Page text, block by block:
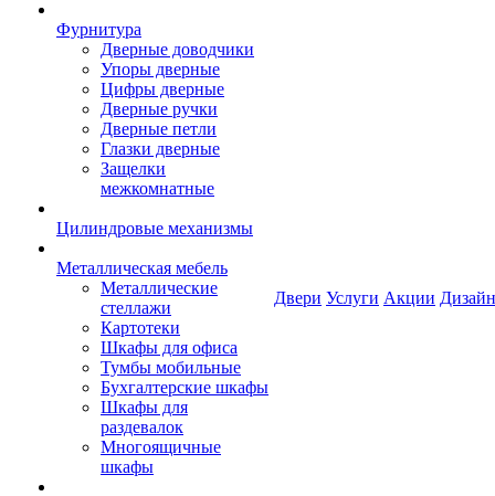
Фурнитура
Дверные доводчики
Упоры дверные
Цифры дверные
Дверные ручки
Дверные петли
Глазки дверные
Защелки
межкомнатные
Цилиндровые механизмы
Металлическая мебель
Металлические
стеллажи
Картотеки
Шкафы для офиса
Тумбы мобильные
Бухгалтерские шкафы
Шкафы для
раздевалок
Многоящичные
шкафы
Двери Услуги Акции